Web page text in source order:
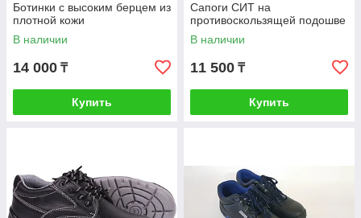
Ботинки с высоким берцем из
плотной кожи
В наличии
14 000 ₸
Купить
Сапоги СИТ на
противоскользящей подошве
В наличии
11 500 ₸
Купить